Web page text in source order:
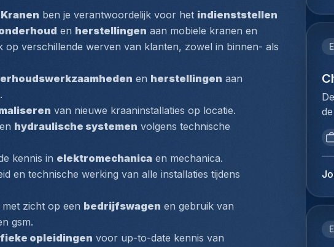
ben je verantwoordelijk voor het indienststellen
en herstellingen aan mobiele kranen en
verschillende werven van klanten, zowel in binnen- als
en herstellingen aan
van nieuwe kraaninstallaties op locatie.
en hydraulische systemen volgens technische
kennis in elektromechanica en mechanica.
en technische werking van alle installaties tijdens
zicht op een bedrijfswagen en gebruik van
gsm.
opleidingen voor up-to-date kennis van